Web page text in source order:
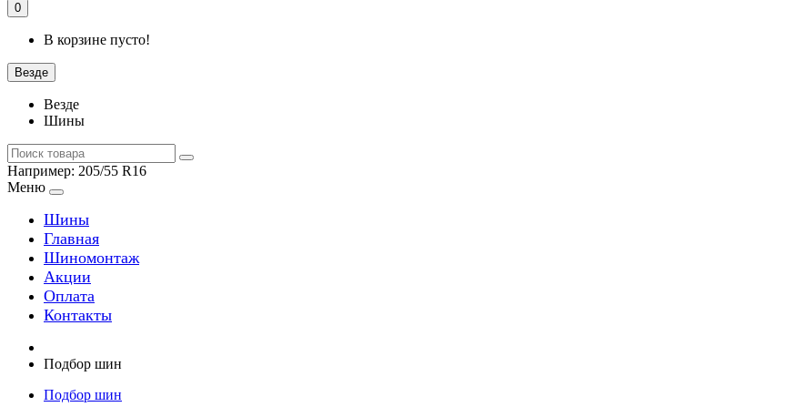
0
В корзине пусто!
Везде
Везде
Шины
Например: 205/55 R16
Меню
Шины
Главная
Шиномонтаж
Акции
Оплата
Контакты
Подбор шин
Подбор шин